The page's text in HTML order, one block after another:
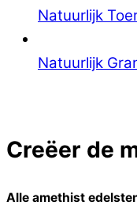
Natuurlijk
Natuurlijk
Creëer de
Alle amethist